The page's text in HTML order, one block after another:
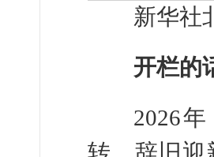
新华社
开栏的
2026年